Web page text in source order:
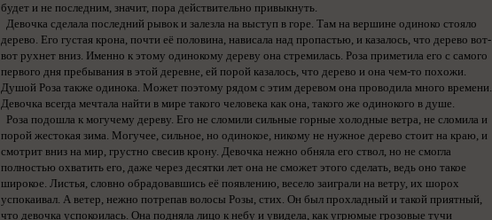
будет и не последним, значит, пора действительно привыкнуть.
Девочка сделала последний рывок и залезла на выступ в горе. Там на вершине одиноко стояло
дерево. Его густая крона, почти её половина, нависала над пропастью, и казалось, что дерево вот-
вот рухнет вниз. Именно к этому одинокому дереву она стремилась. Роза приметила его с самого
первого дня пребывания в этой деревне, ей порой казалось, что дерево и она чем-то похожи.
Душой Роза также одинока. Может поэтому рядом с этим деревом она проводила много времени.
Девочка всегда мечтала найти в мире такого человека как она, такого же одинокого в душе.
Роза подошла к могучему дереву. Его не сломили сильные горные холодные ветра, не сломила и
порой жестокая зима. Могучее, сильное, но одинокое, никому не нужное дерево стоит на краю, и
смотрит вниз на мир, грустно свесив крону. Девочка нежно обняла его ствол, но не смогла
полностью охватить его, даже через десятки лет она не сможет этого сделать, ведь оно такое
широкое. Листья, словно обрадовавшись её появлению, весело заиграли на ветру, их шорох
успокаивал. А ветер, нежно потрепав волосы Розы, стих. Он был прохладный и такой приятный,
что девочка успокоилась. Она подняла лицо к небу и увидела, как угрюмые грозовые тучи